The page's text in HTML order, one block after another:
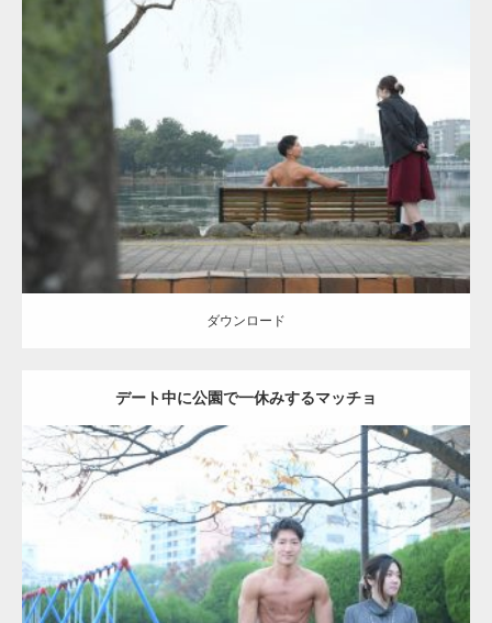
公園のマッチョ AKIHITO(細マッチョ) 背中
ダウンロード
ダウンロード
デート中に公園で一休みするマッチョ
Update:2021.07.6
Category:公園のマッチョ その他 AKIHITO(細マッチョ) 腹筋
ダウンロード